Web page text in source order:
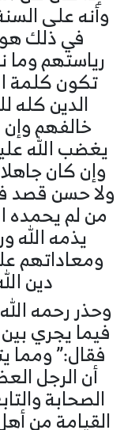
وأنه على
في ذلك
رياستهم
تكون كلمة
الدين كله
خالفهم
يغضب الله
وإن كان
ولا حسن قصد
من لم يحمده
يذمه الله
ومعاداتهم
دين
وحذر رحمه
فيما يجري
فقال:” ومما
أن الرجل
الصحابة
القيامة من